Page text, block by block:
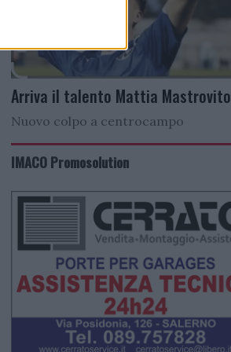
Arriva il talento Mattia Mastrovito
Nuovo colpo a centrocampo
IMACO Promosolution